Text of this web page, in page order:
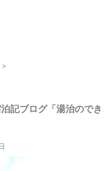
>
記ブログ「湯治のでき